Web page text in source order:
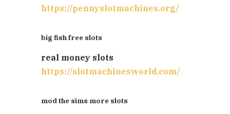
https://pennyslotmachines.org/
big fish free slots
real money slots
https://slotmachinesworld.com/
mod the sims more slots